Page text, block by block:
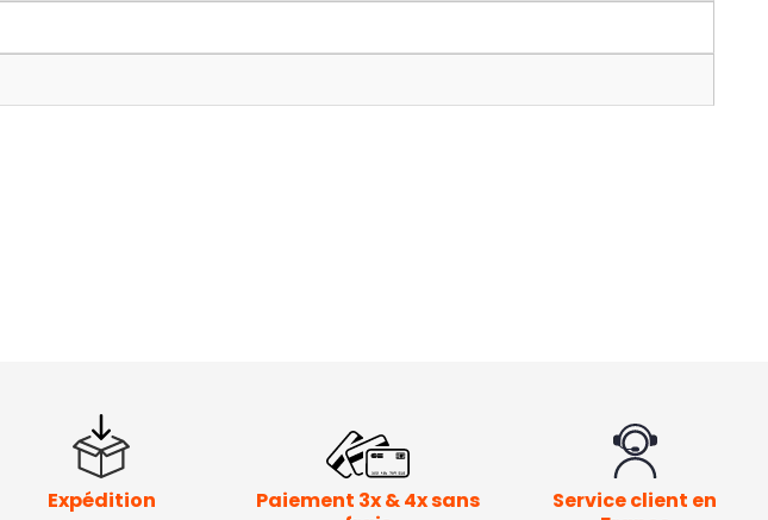
Expédition Paiement 3x & 4x sans Service client en